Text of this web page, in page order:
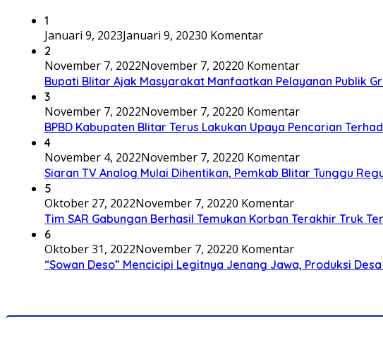
1
Januari 9, 2023Januari 9, 20230 Komentar
2
November 7, 2022November 7, 20220 Komentar
Bupati Blitar Ajak Masyarakat Manfaatkan Pelayanan Publik
3
November 7, 2022November 7, 20220 Komentar
BPBD Kabupaten Blitar Terus Lakukan Upaya Pencarian
4
November 4, 2022November 7, 20220 Komentar
Siaran TV Analog Mulai Dihentikan, Pemkab Blitar Tunggu
5
Oktober 27, 2022November 7, 20220 Komentar
Tim SAR Gabungan Berhasil Temukan Korban Terakhir Truk
6
Oktober 31, 2022November 7, 20220 Komentar
“Sowan Deso” Mencicipi Legitnya Jenang Jawa, Produksi